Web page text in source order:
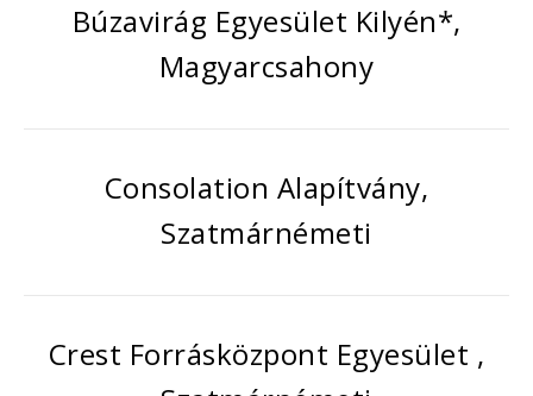
Búzavirág Egyesület Kilyén*,
Magyarcsahony
Consolation Alapítvány,
Szatmárnémeti
Crest Forrásközpont Egyesület ,